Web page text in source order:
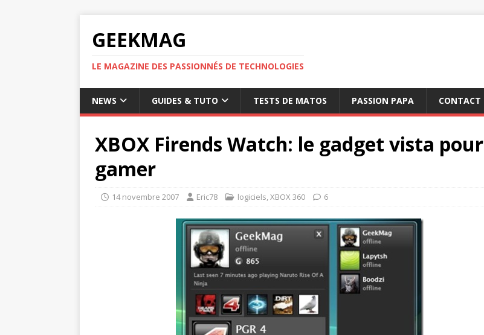
GEEKMAG
LE MAGAZINE DES PASSIONNÉS DE TECHNOLOGIES
NEWS GUIDES & TUTO TESTS DE MATOS PASSION PAPA CONTACT
XBOX Firends Watch: le gadget vista pour
gamer
14 novembre 2007 Eric78 logiciels,XBOX 360 6